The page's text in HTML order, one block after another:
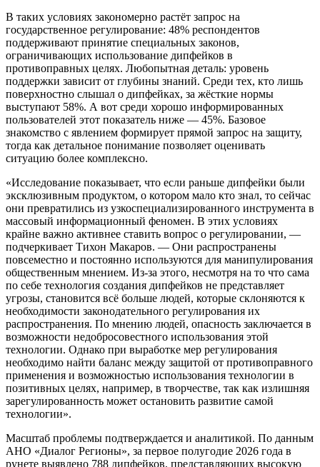
В таких условиях закономерно растёт запрос на
государственное регулирование: 48% респондентов
поддерживают принятие специальных законов,
ограничивающих использование дипфейков в
противоправных целях. Любопытная деталь: уровень
поддержки зависит от глубины знаний. Среди тех, кто лишь
поверхностно слышал о дипфейках, за жёсткие нормы
выступают 58%. А вот среди хорошо информированных
пользователей этот показатель ниже — 45%. Базовое
знакомство с явлением формирует прямой запрос на защиту,
тогда как детальное понимание позволяет оценивать
ситуацию более комплексно.
«Исследование показывает, что если раньше дипфейки были
эксклюзивным продуктом, о котором мало кто знал, то сейчас
они превратились из узкоспециализированного инструмента в
массовый информационный феномен. В этих условиях
крайне важно активнее ставить вопрос о регулировании, —
подчеркивает Тихон Макаров. — Они распространены
повсеместно и постоянно используются для манипулирования
общественным мнением. Из-за этого, несмотря на то что сама
по себе технология создания дипфейков не представляет
угрозы, становится всё больше людей, которые склоняются к
необходимости законодательного регулирования их
распространения. По мнению людей, опасность заключается в
возможности недобросовестного использования этой
технологии. Однако при выработке мер регулирования
необходимо найти баланс между защитой от противоправного
применения и возможностью использования технологии в
позитивных целях, например, в творчестве, так как излишняя
зарегулированность может остановить развитие самой
технологии».
Масштаб проблемы подтверждается и аналитикой. По данным
АНО «Диалог Регионы», за первое полугодие 2026 года в
рунете выявлено 788 дипфейков, представляющих высокую